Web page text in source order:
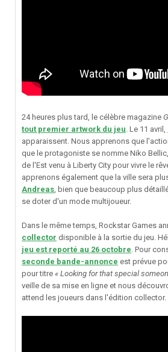
24 heures plus tard, le célèbre magazine
tout premier artwork du jeu. Le 11 avril,
apparaissent. Nous apprenons que
que le protagoniste se nomme Niko
de l'Est venu à Liberty City pour vivre le
apprenons également que la ville sera
Andreas, bien que beaucoup plus
se doter d'un mode multijoueur.
Dans le même temps, Rockstar Games
collector disponible à la sortie du jeu.
jeu est reporté au 26 octobre. Pour
seconde bande-annonce est prévue
pour titre « Looking for that special
veille de sa mise en ligne et nous
attend les joueurs dans l'édition collector.